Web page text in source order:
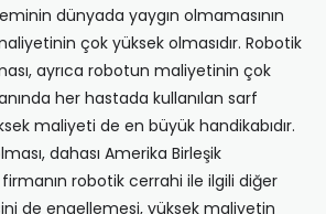
dünyada yaygın olmamasının
çok yüksek olmasıdır. Robotik
ayrıca robotun maliyetinin çok
her hastada kullanılan sarf
maliyeti de en büyük handikabıdır.
dahası Amerika Birleşik
robotik cerrahi ile ilgili diğer
de engellemesi, yüksek maliyetin